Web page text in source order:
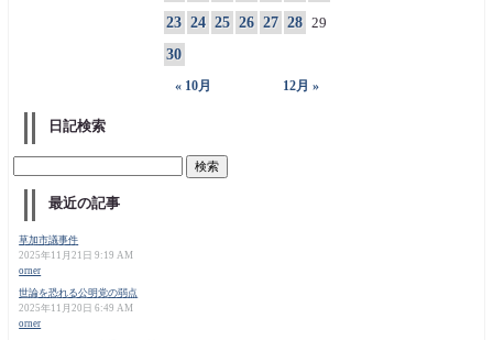
« 10月 12月 »
23 24 25 26 27 28 29
30
日記検索
最近の記事
草加市議事件
2025年11月21日 9:19 AM
orner
世論を恐れる公明党の弱点
2025年11月20日 6:49 AM
orner